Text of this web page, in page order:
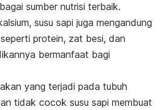
sumber nutrisi terbaik.
susu sapi juga mengandung
protein, zat besi, dan
bermanfaat bagi
yang terjadi pada tubuh
tidak cocok susu sapi membuat